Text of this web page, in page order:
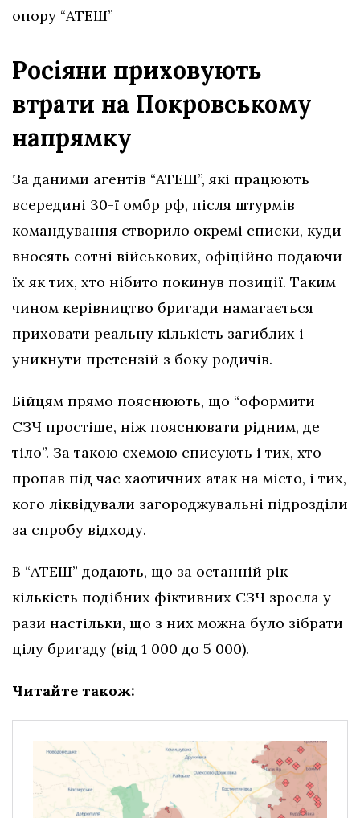
опору “АТЕШ”
Росіяни приховують
втрати на Покровському
напрямку
За даними агентів “АТЕШ”, які працюють
всередині 30-ї омбр рф, після штурмів
командування створило окремі списки, куди
вносять сотні військових, офіційно подаючи
їх як тих, хто нібито покинув позиції. Таким
чином керівництво бригади намагається
приховати реальну кількість загиблих і
уникнути претензій з боку родичів.
Бійцям прямо пояснюють, що “оформити
СЗЧ простіше, ніж пояснювати рідним, де
тіло”. За такою схемою списують і тих, хто
пропав під час хаотичних атак на місто, і тих,
кого ліквідували загороджувальні підрозділи
за спробу відходу.
В “АТЕШ” додають, що за останній рік
кількість подібних фіктивних СЗЧ зросла у
рази настільки, що з них можна було зібрати
цілу бригаду (від 1 000 до 5 000).
Читайте також: